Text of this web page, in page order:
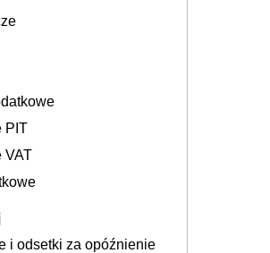
PIT
VAT
i odsetki za opóźnienie